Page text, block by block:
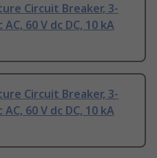
Circuit Breaker, 3-
60 V dc DC, 10 kA
Circuit Breaker, 3-
60 V dc DC, 10 kA